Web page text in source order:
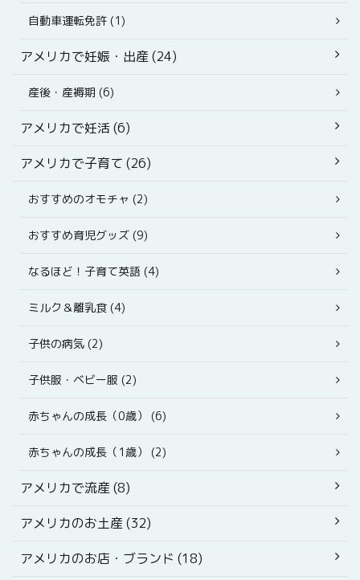
自動車運転免許 (1)
アメリカで妊娠・出産 (24)
産後・産褥期 (6)
アメリカで妊活 (6)
アメリカで子育て (26)
おすすめのオモチャ (2)
おすすめ育児グッズ (9)
なるほど！子育て英語 (4)
ミルク＆離乳食 (4)
子供の病気 (2)
子供服・ベビー服 (2)
赤ちゃんの成長（0歳） (6)
赤ちゃんの成長（1歳） (2)
アメリカで流産 (8)
アメリカのお土産 (32)
アメリカのお店・ブランド (18)